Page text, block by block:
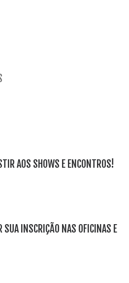
AOS SHOWS E ENCONTROS!
SUA INSCRIÇÃO NAS OFICINAS E